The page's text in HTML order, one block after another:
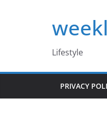
Lifestyle
PRIVACY